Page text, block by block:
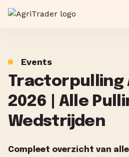
Events
Tractorpulling
2026 | Alle
Wedstrijden
Compleet overzicht van